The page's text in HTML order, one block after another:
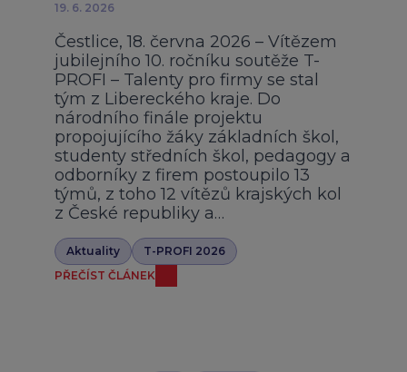
19. 6. 2026
Čestlice, 18. června 2026 – Vítězem
jubilejního 10. ročníku soutěže T-
PROFI – Talenty pro firmy se stal
tým z Libereckého kraje. Do
národního finále projektu
propojujícího žáky základních škol,
studenty středních škol, pedagogy a
odborníky z firem postoupilo 13
týmů, z toho 12 vítězů krajských kol
z České republiky a…
Aktuality
T-PROFI 2026
PŘEČÍST ČLÁNEK